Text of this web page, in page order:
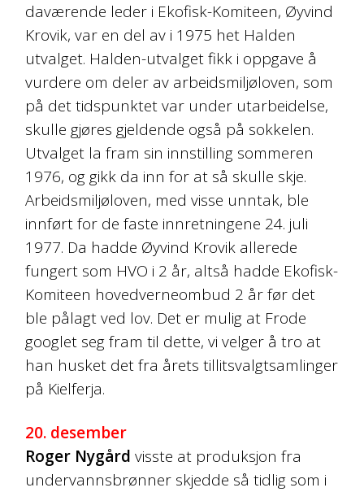
daværende leder i Ekofisk-Komiteen, Øyvind
Krovik, var en del av i 1975 het Halden
utvalget. Halden-utvalget fikk i oppgave å
vurdere om deler av arbeidsmiljøloven, som
på det tidspunktet var under utarbeidelse,
skulle gjøres gjeldende også på sokkelen.
Utvalget la fram sin innstilling sommeren
1976, og gikk da inn for at så skulle skje.
Arbeidsmiljøloven, med visse unntak, ble
innført for de faste innretningene 24. juli
1977. Da hadde Øyvind Krovik allerede
fungert som HVO i 2 år, altså hadde Ekofisk-
Komiteen hovedverneombud 2 år før det
ble pålagt ved lov. Det er mulig at Frode
googlet seg fram til dette, vi velger å tro at
han husket det fra årets tillitsvalgtsamlinger
på Kielferja.
20. desember
Roger Nygård visste at produksjon fra
undervannsbrønner skjedde så tidlig som i